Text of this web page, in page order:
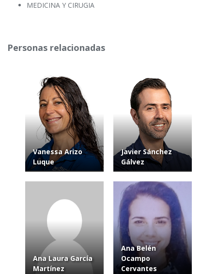
MEDICINA Y CIRUGIA
Personas relacionadas
Vanessa Arizo
Luque
Javier Sánchez
Gálvez
Ana Laura García
Martínez
Ana Belén
Ocampo
Cervantes